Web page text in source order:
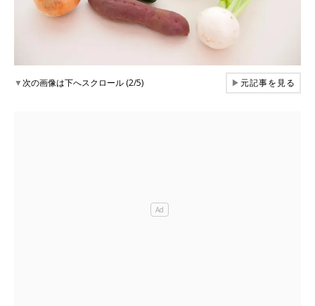
▼次の画像は下へスクロール (2/5) ▶元記事を見る